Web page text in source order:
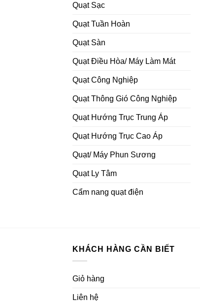
Quạt Sạc
Quạt Tuần Hoàn
Quạt Sàn
Quạt Điều Hòa/ Máy Làm Mát
Quạt Công Nghiệp
Quạt Thông Gió Công Nghiệp
Quạt Hướng Trục Trung Áp
Quạt Hướng Trục Cao Áp
Quạt/ Máy Phun Sương
Quạt Ly Tâm
Cẩm nang quạt điện
KHÁCH HÀNG CẦN BIẾT
Giỏ hàng
Liên hệ